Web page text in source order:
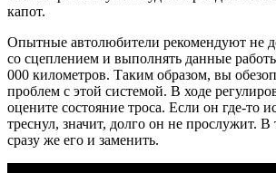
капот.
Опытные автолюбители рекомендуют не
со сцеплением и выполнять данные
000 километров. Таким образом, вы
проблем с этой системой. В ходе
оцените состояние троса. Если он где-то
треснул, значит, долго он не прослужит.
сразу же его и заменить.